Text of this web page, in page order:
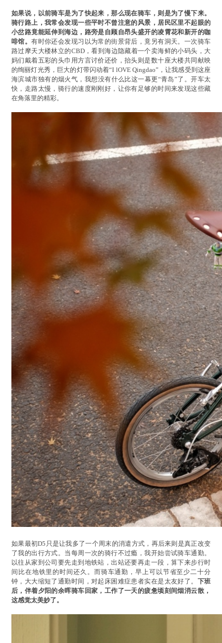
如果说，以前骑车是为了快起来，那么现在骑车，则是为了慢下来。
骑行路上，我常会发现一些平时不曾注意的风景，居民区里不起眼的
小岔路竟能延伸到海边，路旁是自顾自昂头盛开的凌霄花和新开的咖
啡馆。有时你还会发现习以为常的街景背后，竟另有洞天。一次骑车
路过摩天大楼林立的CBD，看到海边隐藏着一个卖海鲜的小码头，大
妈们戴着五彩的头巾用方言讨价还价，抬头则是数十座大楼共同献映
的绚丽灯光秀，巨大的灯带闪动着“I lOVE Qingdao”，让我感受到这座
海滨城市独有的烟火气，我想没有什么比这一幕更“青岛”了。开车太
快，走路太慢，骑行的速度刚刚好，让你有足够的时间来发现这些藏
在角落里的精彩。
如果最初D5只是让我多了一个周末的消遣方式，再后来则是真正改变
了我的出行方式。当每周一次的骑行不过瘾，我开始尝试骑车通勤。
以往从家到公司要先走到地铁站，出站还要再走一段，算下来步行时
间比在地铁里的时间还久。而骑车通勤，早上可以节省至少二十分
钟，大大缩短了通勤时间，对起床困难症患者实在是太友好了。 下班
后，伴着夕阳的余晖骑车回家，工作了一天的疲惫顷刻间烟消云散，
这感觉太美妙了。